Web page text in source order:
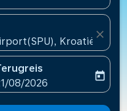
Kroatië
close
aria-label
booking-return-date-
08/2026
today